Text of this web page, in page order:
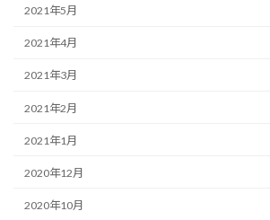
2021年5月
2021年4月
2021年3月
2021年2月
2021年1月
2020年12月
2020年10月